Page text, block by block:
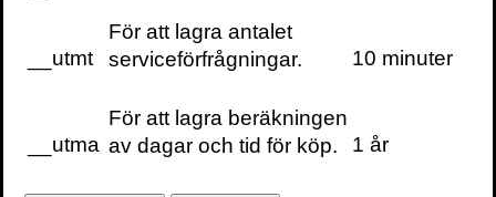
stressade.
det helt plötsligt känns som att det blir
mycket mera bråttom med allt, samtidigt
__utmt
För att lagra antalet
serviceförfrågningar.
10 minuter
__utma
För att lagra beräkningen
av dagar och tid för köp.
1 år